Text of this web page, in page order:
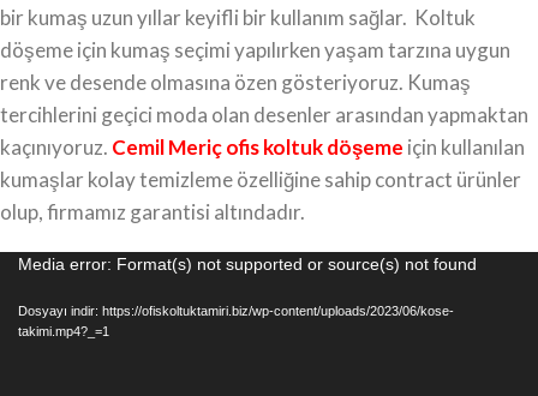
bir kumaş uzun yıllar keyifli bir kullanım sağlar. Koltuk
döşeme için kumaş seçimi yapılırken yaşam tarzına uygun
renk ve desende olmasına özen gösteriyoruz. Kumaş
tercihlerini geçici moda olan desenler arasından yapmaktan
kaçınıyoruz. Cemil Meriç ofis koltuk döşeme için kullanılan
kumaşlar kolay temizleme özelliğine sahip contract ürünler
olup, firmamız garantisi altındadır.
Video
Media error: Format(s) not supported or source(s) not found
Dosyayı indir: https://ofiskoltuktamiri.biz/wp-content/uploads/2023/06/kose-
takimi.mp4?_=1